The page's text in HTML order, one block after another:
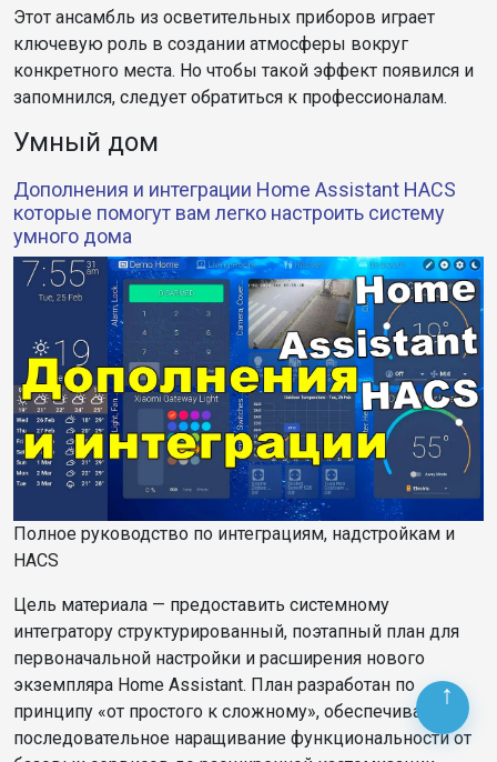
Этот ансамбль из осветительных приборов играет
ключевую роль в создании атмосферы вокруг
конкретного места. Но чтобы такой эффект появился и
запомнился, следует обратиться к профессионалам.
Умный дом
Дополнения и интеграции Home Assistant HACS
которые помогут вам легко настроить систему
умного дома
Полное руководство по интеграциям, надстройкам и
HACS
Цель материала — предоставить системному
интегратору структурированный, поэтапный план для
первоначальной настройки и расширения нового
экземпляра Home Assistant. План разработан по
принципу «от простого к сложному», обеспечивая
последовательное наращивание функциональности от